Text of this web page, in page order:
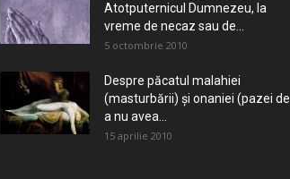
Atotputernicul Dumnezeu, la
vreme de necaz sau de...
5 octombrie 2010
Despre păcatul malahiei
(masturbării) şi onaniei (pazei de
a nu avea...
15 aprilie 2010